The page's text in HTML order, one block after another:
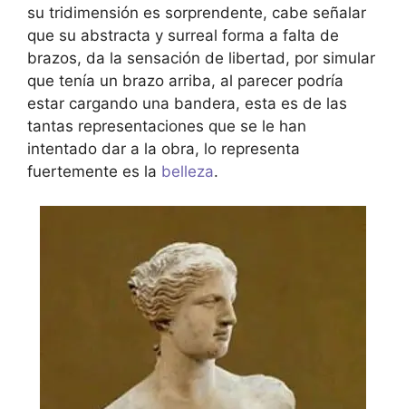
su tridimensión es sorprendente, cabe señalar
que su abstracta y surreal forma a falta de
brazos, da la sensación de libertad, por simular
que tenía un brazo arriba, al parecer podría
estar cargando una bandera, esta es de las
tantas representaciones que se le han
intentado dar a la obra, lo representa
fuertemente es la belleza.